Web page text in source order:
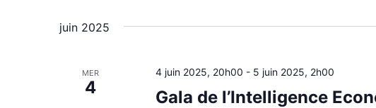
juin 2025
MER
4 Gala de l’Intelligence
4 juin 2025, 20h00 - 5 juin 2025, 2h00